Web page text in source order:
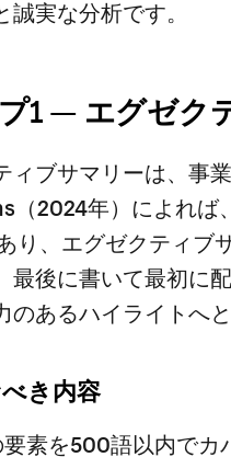
誠実な分析です。
1 — エグゼク
ィブサマリーは、事
（2024年）によれば
り、エグゼクティブ
最後に書いて最初に
のあるハイライトへ
き内容
素を500語以内でカ